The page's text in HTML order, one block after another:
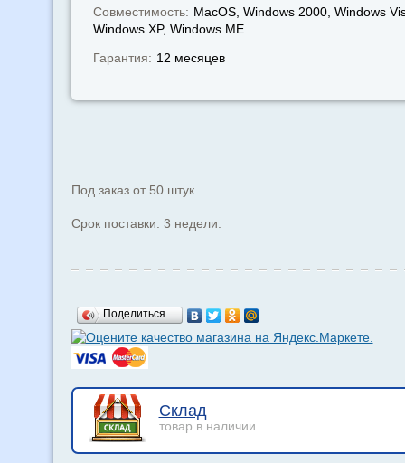
Совместимость: MacOS, Windows 2000, Windows
Windows XP, Windows МЕ
Гарантия: 12 месяцев
Под заказ от 50 штук.
Срок поставки: 3 недели.
Поделиться…
Склад
товар в наличии